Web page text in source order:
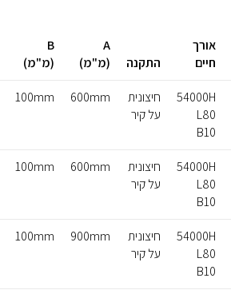
אורך
חיים
התקנה
A
(מ"מ)
B
(מ"מ)
54000H
L80
B10
חיצונית
על קיר
600mm
100mm
54000H
L80
B10
חיצונית
על קיר
600mm
100mm
54000H
L80
B10
חיצונית
על קיר
900mm
100mm